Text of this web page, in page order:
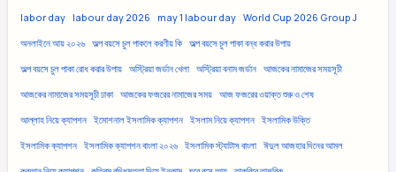
labor day labour day 2026 may 1 labour day World Cup 2026 Group J
অনলাইনে আয় ২০২৬ অল্প বয়সে চুল পাকলে করণীয় কি অল্প বয়সে চুল পাকা বন্ধ করার উপায়
অল্প বয়সে চুল পাকা রোধ করার উপায় অস্ট্রিয়া জর্ডান খেলা অস্ট্রিয়া বনাম জর্ডান আজকের নামাজের সময়সূচী
আজকের নামাজের সময়সূচী ঢাকা আজকের ফজরের নামাজের সময় আজ ফজরের ওয়াক্ত শুরু ও শেষ
আল্লাহ নিয়ে ক্যাপশন ইমোশনাল ইসলামিক ক্যাপশন ইসলাম নিয়ে ক্যাপশন ইসলামিক উক্তি
ইসলামিক ক্যাপশন ইসলামিক ক্যাপশন বাংলা ২০২৬ ইসলামিক স্ট্যাটাস বাংলা ঈদুল আজহার দিনের আমল